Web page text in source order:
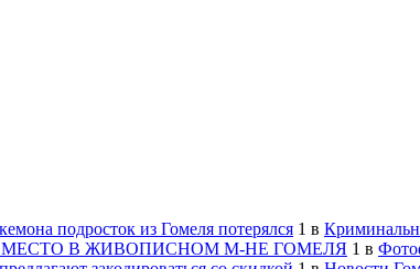
подросток из Гомеля потерялся 1 в
В ЖИВОПИСНОМ М-НЕ ГОМЕЛЯ 1 в